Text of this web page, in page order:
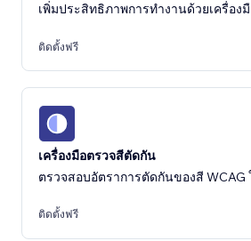
เพิ่มประสิทธิภาพการทำงานด้วยเครื่อง
ติดตั้งฟรี
เครื่องมือตรวจสีตัดกัน
ตรวจสอบอัตราการตัดกันของสี WCAG
ติดตั้งฟรี